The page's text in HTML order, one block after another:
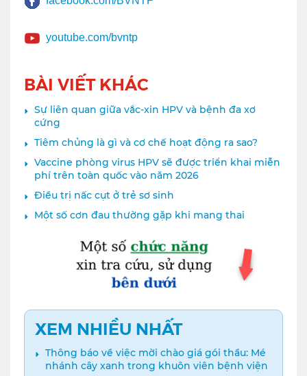
youtube.com/bvntp
BÀI VIẾT KHÁC
Sự liên quan giữa vắc-xin HPV và bệnh đa xơ
cứng
Tiêm chủng là gì và cơ chế hoạt động ra sao?
Vaccine phòng virus HPV sẽ được triển khai miễn
phí trên toàn quốc vào năm 2026
Điều trị nấc cụt ở trẻ sơ sinh
Một số cơn đau thường gặp khi mang thai
XEM NHIỀU NHẤT
Thông báo về việc mời chào giá gói thầu: Mé
nhánh cây xanh trong khuôn viên bệnh viện